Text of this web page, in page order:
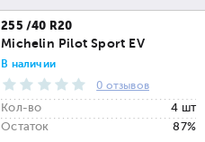
Все
Количество
Все
255 /40 R20
Michelin Pilot Sport EV
В наличии
0 отзывов
Кол-во
4 шт
Остаток
87%